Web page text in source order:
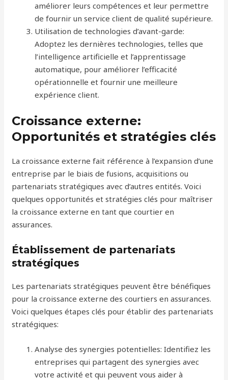
améliorer leurs compétences et leur permettre
de fournir un service client de qualité supérieure.
Utilisation de technologies d’avant-garde:
Adoptez les dernières technologies, telles que
l’intelligence artificielle et l’apprentissage
automatique, pour améliorer l’efficacité
opérationnelle et fournir une meilleure
expérience client.
Croissance externe:
Opportunités et stratégies clés
La croissance externe fait référence à l’expansion d’une
entreprise par le biais de fusions, acquisitions ou
partenariats stratégiques avec d’autres entités. Voici
quelques opportunités et stratégies clés pour maîtriser
la croissance externe en tant que courtier en
assurances.
Établissement de partenariats
stratégiques
Les partenariats stratégiques peuvent être bénéfiques
pour la croissance externe des courtiers en assurances.
Voici quelques étapes clés pour établir des partenariats
stratégiques:
Analyse des synergies potentielles: Identifiez les
entreprises qui partagent des synergies avec
votre activité et qui peuvent vous aider à